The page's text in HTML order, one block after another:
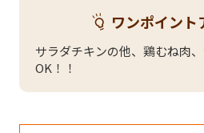
ワンポイント
サラダチキンの他、鶏むね肉
OK！！